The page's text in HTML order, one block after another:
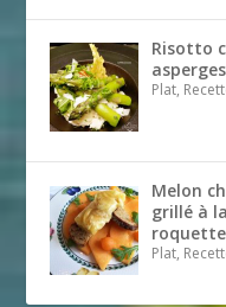
Risotto
Plat,
Melon
grillé à
roquette
Plat,